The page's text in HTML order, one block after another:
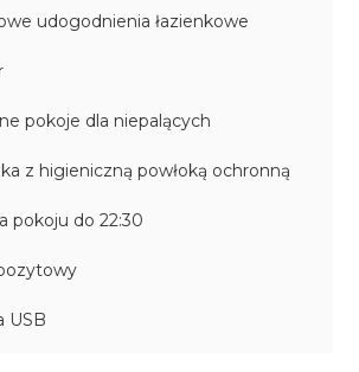
udogodnienia łazienkowe
pokoje dla niepalących
z higieniczną powłoką ochronną
pokoju do 22:30
USB